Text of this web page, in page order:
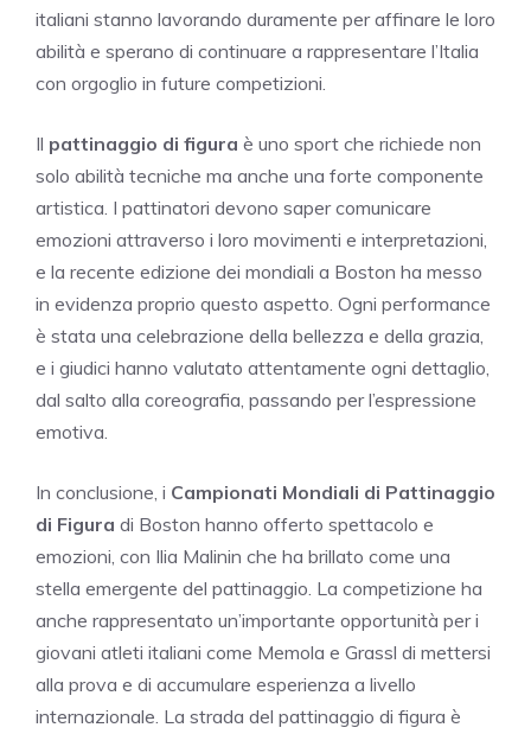
italiani stanno lavorando duramente per affinare le loro
abilità e sperano di continuare a rappresentare l’Italia
con orgoglio in future competizioni.
Il pattinaggio di figura è uno sport che richiede non
solo abilità tecniche ma anche una forte componente
artistica. I pattinatori devono saper comunicare
emozioni attraverso i loro movimenti e interpretazioni,
e la recente edizione dei mondiali a Boston ha messo
in evidenza proprio questo aspetto. Ogni performance
è stata una celebrazione della bellezza e della grazia,
e i giudici hanno valutato attentamente ogni dettaglio,
dal salto alla coreografia, passando per l’espressione
emotiva.
In conclusione, i Campionati Mondiali di Pattinaggio
di Figura di Boston hanno offerto spettacolo e
emozioni, con Ilia Malinin che ha brillato come una
stella emergente del pattinaggio. La competizione ha
anche rappresentato un’importante opportunità per i
giovani atleti italiani come Memola e Grassl di mettersi
alla prova e di accumulare esperienza a livello
internazionale. La strada del pattinaggio di figura è